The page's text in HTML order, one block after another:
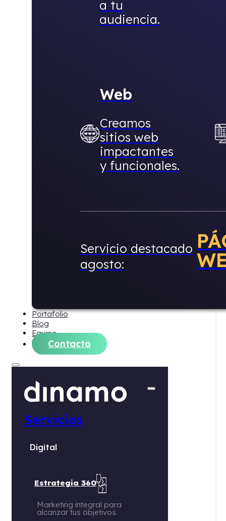
a tu
audiencia.
Web
Creamos
sitios web
impactantes
y funcionales.
Servicio destacado
agosto:
Portafolio
Blog
Equipo
Contacto
Servicios
Digital
Estrategia 360
Marketing integral para
alcanzar tus objetivos.